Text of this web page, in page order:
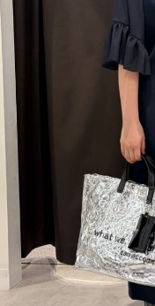
スタイリング
NEWS